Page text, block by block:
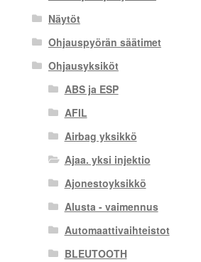
Näytöt
Ohjauspyörän säätimet
Ohjausyksiköt
ABS ja ESP
AFIL
Airbag yksikkö
Ajaa. yksi injektio
Ajonestoyksikkö
Alusta - vaimennus
Automaattivaihteistot
BLEUTOOTH